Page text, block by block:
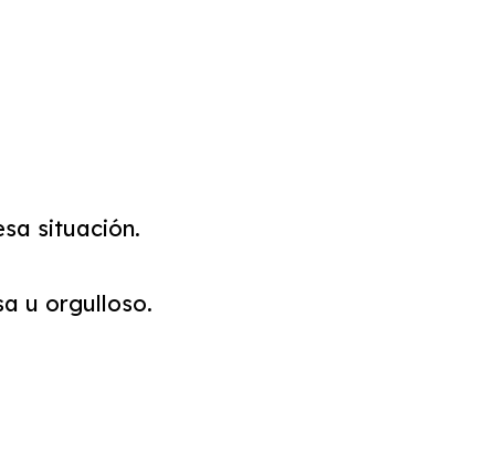
situación.
u orgulloso.